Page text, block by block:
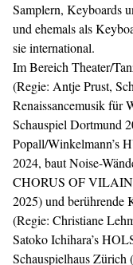
Samplern, Keyboards
und ehemals als
sie international.
Im Bereich Theater/
(Regie: Antje Prust,
Renaissancemusik für
Schauspiel Dortmund
Popall/Winkelmann’s
2024, baut Noise-
CHORUS OF
2025) und berührende
(Regie: Christiane
Satoko Ichihara’s
Schauspielhaus Zürich